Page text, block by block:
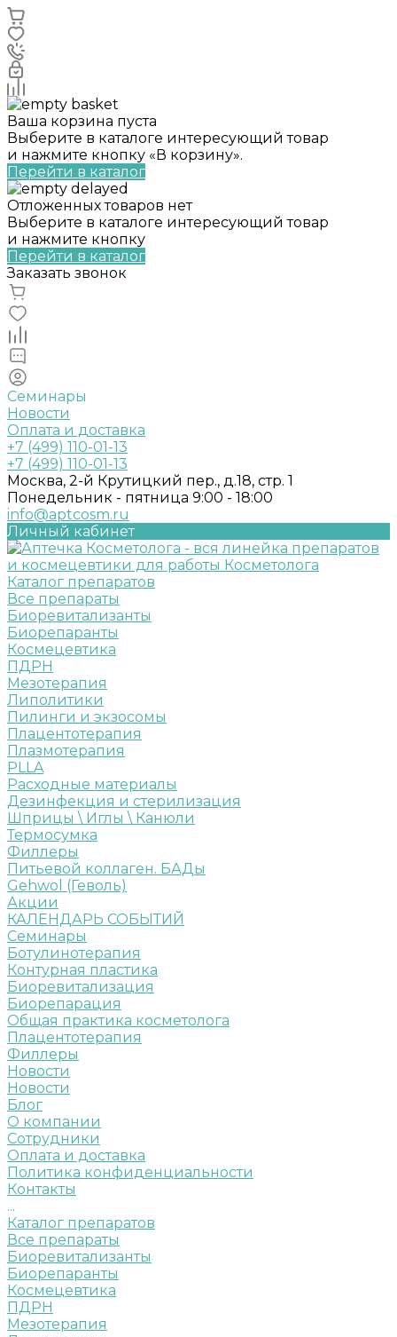
Ваша корзина пуста
Выберите в каталоге интересующий товар
и нажмите кнопку «В корзину».
Перейти в каталог
Отложенных товаров нет
Выберите в каталоге интересующий товар
и нажмите кнопку
Перейти в каталог
Заказать звонок
Семинары
Новости
Оплата и доставка
+7 (499) 110-01-13
+7 (499) 110-01-13
Москва, 2-й Крутицкий пер., д.18, стр. 1
Понедельник - пятница 9:00 - 18:00
info@aptcosm.ru
Личный кабинет
Каталог препаратов
Все препараты
Биоревитализанты
Биорепаранты
Космецевтика
ПДРН
Мезотерапия
Липолитики
Пилинги и экзосомы
Плацентотерапия
Плазмотерапия
PLLA
Расходные материалы
Дезинфекция и стерилизация
Шприцы \ Иглы \ Канюли
Термосумка
Филлеры
Питьевой коллаген. БАДы
Gehwol (Геволь)
Акции
КАЛЕНДАРЬ СОБЫТИЙ
Семинары
Ботулинотерапия
Контурная пластика
Биоревитализация
Биорепарация
Общая практика косметолога
Плацентотерапия
Филлеры
Новости
Новости
Блог
О компании
Сотрудники
Оплата и доставка
Политика конфиденциальности
Контакты
...
Каталог препаратов
Все препараты
Биоревитализанты
Биорепаранты
Космецевтика
ПДРН
Мезотерапия